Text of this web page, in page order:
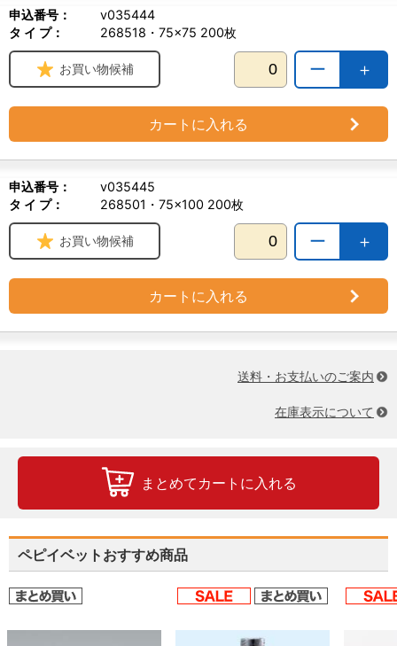
申込番号：
v035444
タ イ プ：
268518・75×75 200枚
＋
ー
お買い物候補
カートに入れる
申込番号：
v035445
タ イ プ：
268501・75×100 200枚
＋
ー
お買い物候補
カートに入れる
送料・お支払いのご案内
在庫表示について
まとめてカートに入れる
ペピイベットおすすめ商品